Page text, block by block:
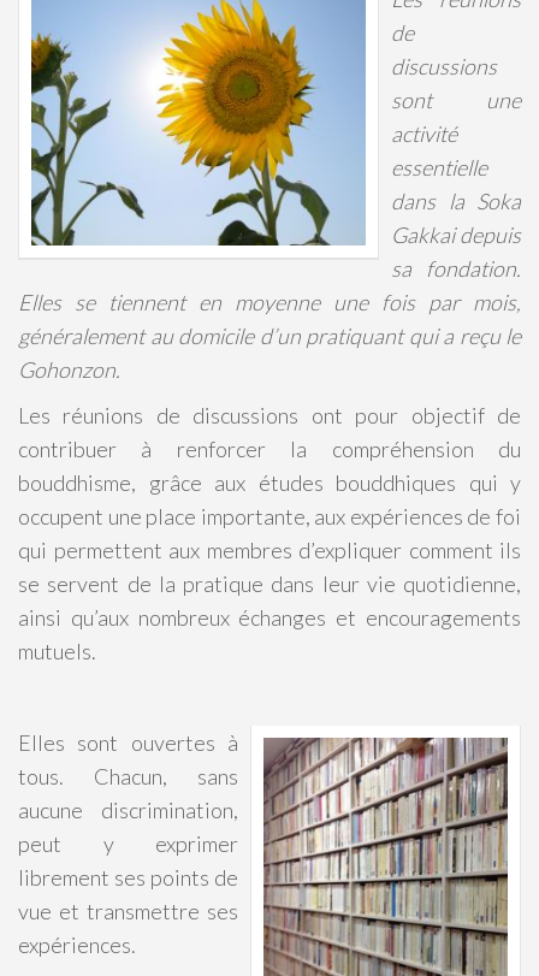
de
discussions
sont une
activité
essentielle
dans la Soka
Gakkai depuis
sa fondation.
Elles se tiennent en moyenne une fois par mois,
généralement au domicile d’un pratiquant qui a reçu le
Gohonzon.
Les réunions de discussions ont pour objectif de
contribuer à renforcer la compréhension du
bouddhisme, grâce aux études bouddhiques qui y
occupent une place importante, aux expériences de foi
qui permettent aux membres d’expliquer comment ils
se servent de la pratique dans leur vie quotidienne,
ainsi qu’aux nombreux échanges et encouragements
mutuels.
Elles sont ouvertes à
tous. Chacun, sans
aucune discrimination,
peut y exprimer
librement ses points de
vue et transmettre ses
expériences.